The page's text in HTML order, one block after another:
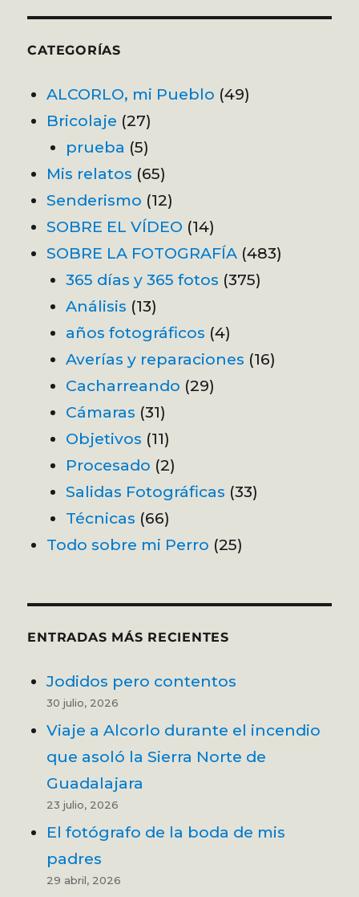
CATEGORÍAS
ALCORLO, mi Pueblo (49)
Bricolaje (27)
prueba (5)
Mis relatos (65)
Senderismo (12)
SOBRE EL VÍDEO (14)
SOBRE LA FOTOGRAFÍA (483)
365 días y 365 fotos (375)
Análisis (13)
años fotográficos (4)
Averías y reparaciones (16)
Cacharreando (29)
Cámaras (31)
Objetivos (11)
Procesado (2)
Salidas Fotográficas (33)
Técnicas (66)
Todo sobre mi Perro (25)
ENTRADAS MÁS RECIENTES
Jodidos pero contentos
30 julio, 2026
Viaje a Alcorlo durante el incendio
que asoló la Sierra Norte de
Guadalajara
23 julio, 2026
El fotógrafo de la boda de mis
padres
29 abril, 2026